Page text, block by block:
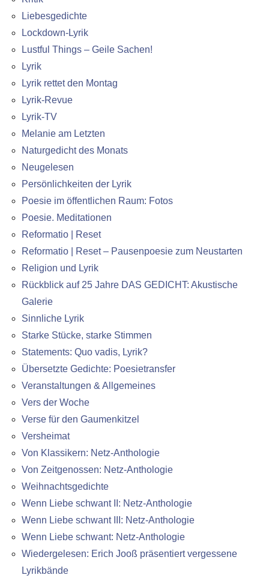
Liebesgedichte
Lockdown-Lyrik
Lustful Things – Geile Sachen!
Lyrik
Lyrik rettet den Montag
Lyrik-Revue
Lyrik-TV
Melanie am Letzten
Naturgedicht des Monats
Neugelesen
Persönlichkeiten der Lyrik
Poesie im öffentlichen Raum: Fotos
Poesie. Meditationen
Reformatio | Reset
Reformatio | Reset – Pausenpoesie zum Neustarten
Religion und Lyrik
Rückblick auf 25 Jahre DAS GEDICHT: Akustische
Galerie
Sinnliche Lyrik
Starke Stücke, starke Stimmen
Statements: Quo vadis, Lyrik?
Übersetzte Gedichte: Poesietransfer
Veranstaltungen & Allgemeines
Vers der Woche
Verse für den Gaumenkitzel
Versheimat
Von Klassikern: Netz-Anthologie
Von Zeitgenossen: Netz-Anthologie
Weihnachtsgedichte
Wenn Liebe schwant II: Netz-Anthologie
Wenn Liebe schwant III: Netz-Anthologie
Wenn Liebe schwant: Netz-Anthologie
Wiedergelesen: Erich Jooß präsentiert vergessene
Lyrikbände